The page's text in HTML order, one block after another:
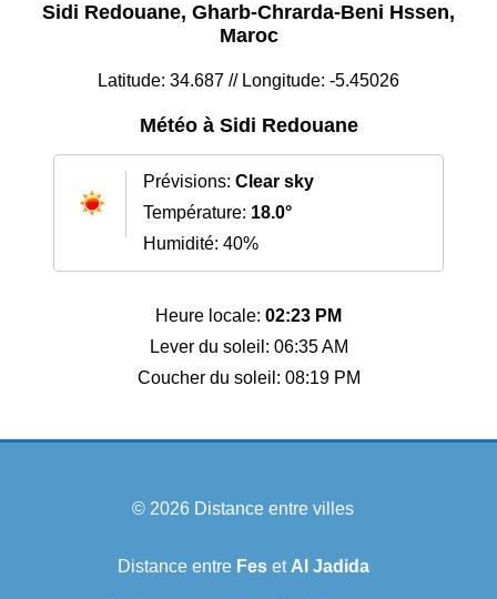
Sidi Redouane, Gharb-Chrarda-Beni Hssen,
Maroc
Latitude: 34.687 // Longitude: -5.45026
Météo à Sidi Redouane
Prévisions: Clear sky
Température: 18.0°
Humidité: 40%
Heure locale: 02:23 PM
Lever du soleil: 06:35 AM
Coucher du soleil: 08:19 PM
© 2026 Distance entre villes
Distance entre Feset Al Jadida